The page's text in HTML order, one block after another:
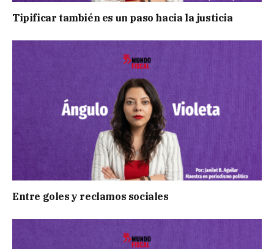
Tipificar también es un paso hacia la justicia
Entre goles y reclamos sociales